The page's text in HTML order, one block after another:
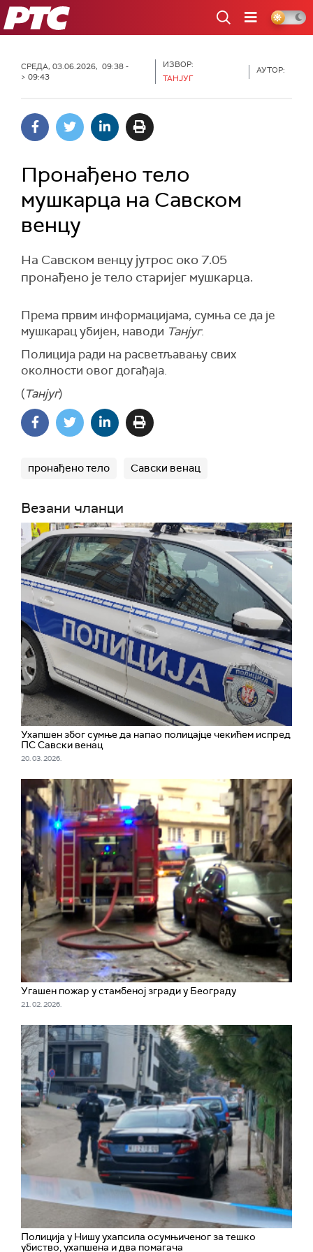
РТС
СРЕДА, 03.06.2026, 09:38 -
> 09:43
ИЗВОР:
ТАНЈУГ
АУТОР:
Пронађено тело
мушкарца на Савском
венцу
На Савском венцу јутрос око 7.05
пронађено је тело старијег мушкарца.
Према првим информацијама, сумња се да је
мушкарац убијен, наводи Танјуг.
Полиција ради на расветљавању свих
околности овог догађаја.
(Танјуг)
пронађено тело Савски венац
Везани чланци
Ухапшен због сумње да напао полицајце чекићем испред
ПС Савски венац
20. 03. 2026.
Угашен пожар у стамбеној згради у Београду
21. 02. 2026.
Полиција у Нишу ухапсила осумњиченог за тешко
убиство, ухапшена и два помагача